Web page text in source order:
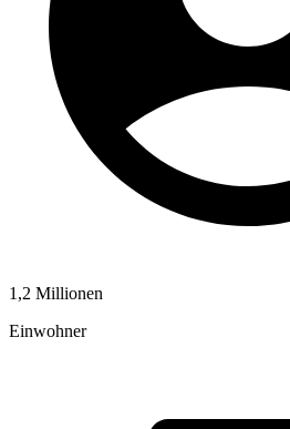
1,2 Millionen
Einwohner